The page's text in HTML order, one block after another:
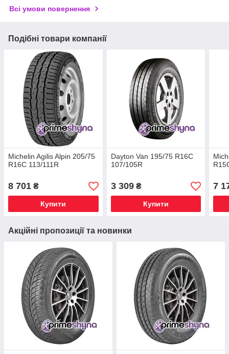
Всі умови повернення
Подібні товари компанії
Michelin Agilis Alpin 205/75
R16C 113/111R
8 701 ₴
Купити
Dayton Van 195/75 R16C
107/105R
3 309₴
Купити
7
Акційні пропозиції та новинки